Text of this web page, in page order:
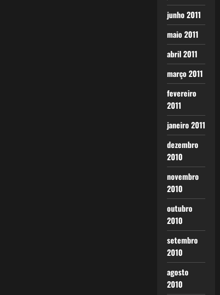
junho 2011
maio 2011
abril 2011
março 2011
fevereiro
2011
janeiro 2011
dezembro
2010
novembro
2010
outubro
2010
setembro
2010
agosto
2010